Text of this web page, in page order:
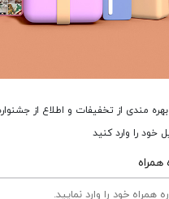
فرش پتینه کد 451 زمینه تمام رنگ
بهره مندی از تخفیفات و اطلاع از
خود را وارد کنید
همراه